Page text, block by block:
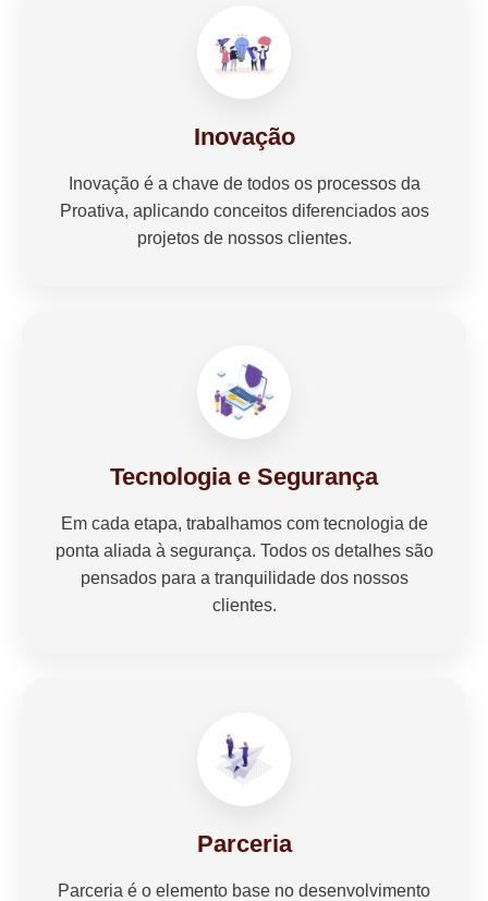
Inovação
Inovação é a chave de todos os processos da
Proativa, aplicando conceitos diferenciados aos
projetos de nossos clientes.
Tecnologia e Segurança
Em cada etapa, trabalhamos com tecnologia de
ponta aliada à segurança. Todos os detalhes são
pensados para a tranquilidade dos nossos
clientes.
Parceria
Parceria é o elemento base no desenvolvimento